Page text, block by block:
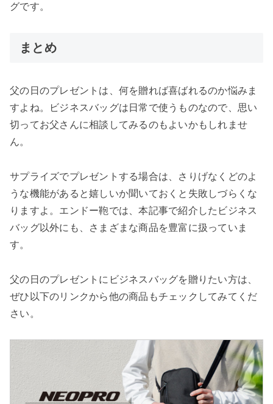
グです。
まとめ
父の日のプレゼントは、何を贈れば喜ばれるのか悩みま
すよね。ビジネスバッグは日常で使うものなので、思い
切ってお父さんに相談してみるのもよいかもしれませ
ん。
サプライズでプレゼントする場合は、さりげなくどのよ
うな機能があると嬉しいか聞いておくと失敗しづらくな
りますよ。エンドー鞄では、本記事で紹介したビジネス
バッグ以外にも、さまざまな商品を豊富に扱っていま
す。
父の日のプレゼントにビジネスバッグを贈りたい方は、
ぜひ以下のリンクから他の商品もチェックしてみてくだ
さい。